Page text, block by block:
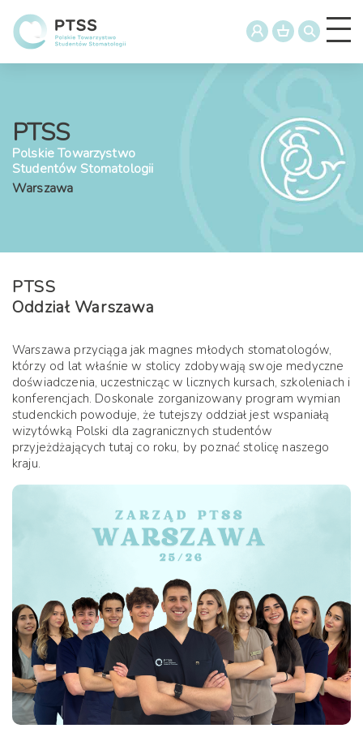
PTSS
Polskie Towarzystwo
Studentów Stomatologii
Warszawa
PTSS
Oddział Warszawa
Warszawa przyciąga jak magnes młodych stomatologów,
którzy od lat właśnie w stolicy zdobywają swoje medyczne
doświadczenia, uczestnicząc w licznych kursach, szkoleniach i
konferencjach. Doskonale zorganizowany program wymian
studenckich powoduje, że tutejszy oddział jest wspaniałą
wizytówką Polski dla zagranicznych studentów
przyjeżdżających tutaj co roku, by poznać stolicę naszego
kraju.